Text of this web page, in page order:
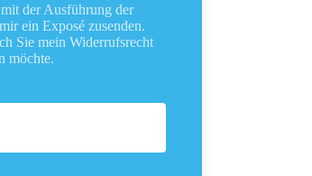
der Ausführung der
ein Exposé zusenden.
Sie mein Widerrufsrecht
möchte.